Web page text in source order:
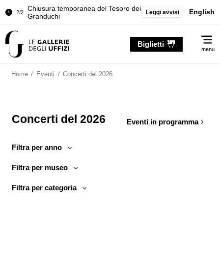
2/2
Chiusura temporanea del Tesoro dei
Granduchi
della Sala dell'Iliade
Granduchi
Leggi avvisi English
Biglietti
menu
Home / Eventi / Concerti del 2026
Concerti del 2026 Eventi in programma
Filtra per anno
Filtra per museo
Filtra per categoria